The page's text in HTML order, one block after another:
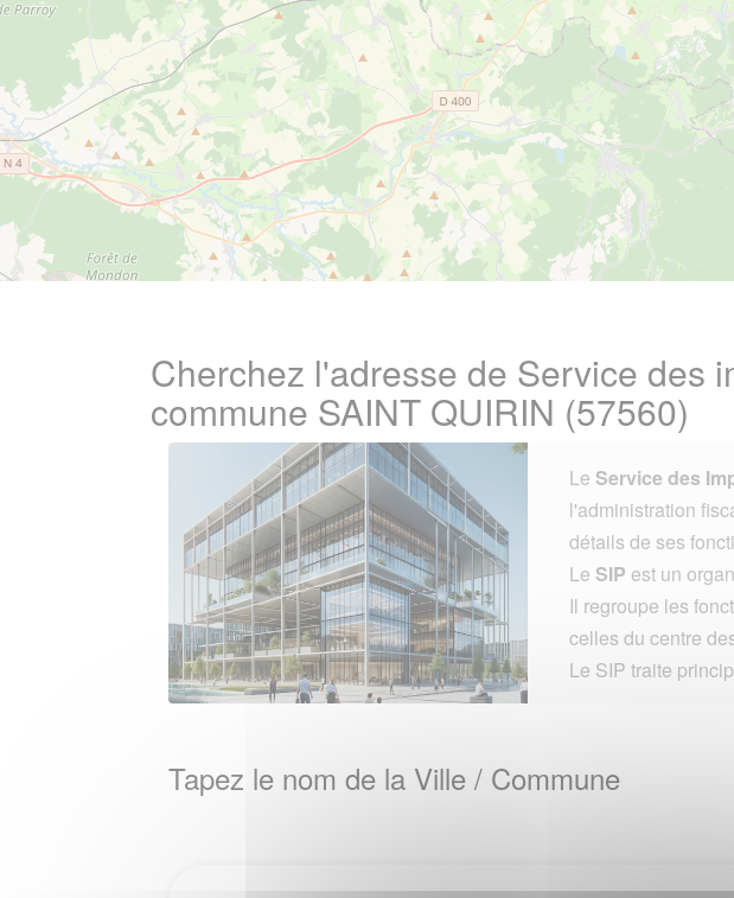
Cherchez l'adresse de Service des
commune SAINT QUIRIN (57560)
Le Service des
l'administration
détails de ses
Le SIP est un
Il regroupe les
celles du centre
Le SIP traite
Tapez le nom de la Ville / Commune